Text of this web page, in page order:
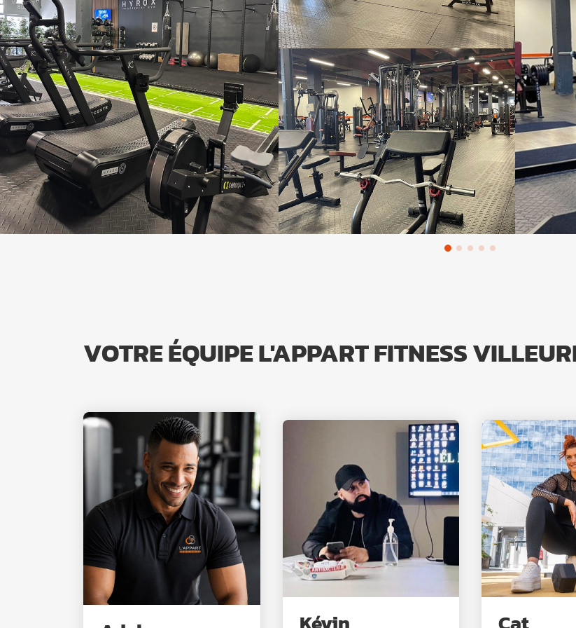
VOTRE ÉQUIPE L'APPART FITNESS